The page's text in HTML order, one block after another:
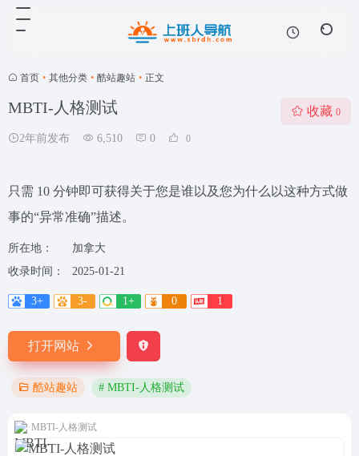
首页 • 其他分类 • 酷站趣站 • 正文
MBTI-人格测试
2年前发布 6,510 0 0
收藏 0
只需 10 分钟即可获得关于您是谁以及您为什么以这种方式做
事的“异常准确”描述。
所在地：
加拿大
收录时间：
2025-01-21
3+ 3- 1+ 0 1
打开网站
酷站趣站 # MBTI-人格测试
MBTI-人格测试